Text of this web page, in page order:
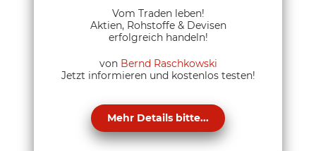
Vom Traden leben!
Aktien, Rohstoffe & Devisen
erfolgreich handeln!
von Bernd Raschkowski
Jetzt informieren und kostenlos testen!
Mehr Details bitte...